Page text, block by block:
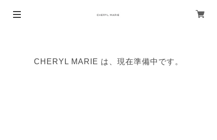
CHERYL MARIE は、現在準備中です。